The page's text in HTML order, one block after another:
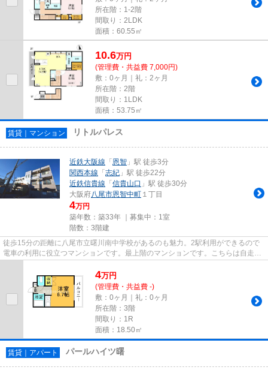
所在階：1-2階
間取り：2LDK
面積：60.55㎡
10.6万円
(管理費・共益費 7,000円)
敷：0ヶ月｜礼：2ヶ月
所在階：2階
間取り：1LDK
面積：53.75㎡
賃貸｜マンション リトルパレス
近鉄大阪線 「恩智 」駅 徒歩3分
関西本線 「志紀 」駅 徒歩22分
近鉄信貴線 「信貴山口 」駅 徒歩30分
大阪府八尾市恩智中町 １丁目
4万円
築年数：築33年 ｜募集中： 1室
階数：3階建
徒歩15分の距離に八尾市立曙川南中学校があるのも魅力。2駅利用ができるので
電車の利用に役立つマンションです。最上階のマンションです。こちらは自走式
駐車場付きの物件です。八尾市...
4万円
(管理費・共益費 -)
敷：0ヶ月｜礼：0ヶ月
所在階：3階
間取り：1R
面積：18.50㎡
賃貸｜アパート パールハイツ曙